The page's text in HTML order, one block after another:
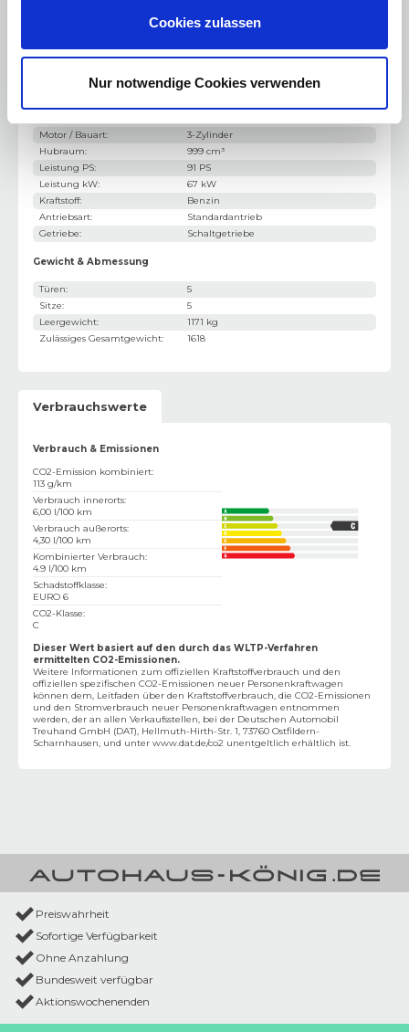
Cookies zulassen
Nur notwendige Cookies verwenden
Schlüssellose Zentralverriegelung
Motorisierung & Leistung
Motor / Bauart:
3-Zylinder
Hubraum:
999 cm³
Leistung PS:
91 PS
Leistung kW:
67 kW
Kraftstoff:
Benzin
Antriebsart:
Standardantrieb
Getriebe: Schaltgetriebe
Gewicht & Abmessung
Türen:
5
Sitze:
5
Leergewicht:
1171 kg
Zulässiges Gesamtgewicht: 1618
Verbrauchswerte
Verbrauch & Emissionen
CO2-Emission kombiniert:
113 g/km
Verbrauch innerorts:
6,00 l/100 km
Verbrauch außerorts:
4,30 l/100 km
Kombinierter Verbrauch:
4.9 l/100 km
Schadstoffklasse:
EURO 6
CO2-Klasse:
C
Dieser Wert basiert auf den durch das WLTP-Verfahren
ermittelten CO2-Emissionen.
Weitere Informationen zum offiziellen Kraftstoffverbrauch und den
offiziellen spezifischen CO2-Emissionen neuer Personenkraftwagen
können dem‚ Leitfaden über den Kraftstoffverbrauch, die CO2-Emissionen
und den Stromverbrauch neuer Personenkraftwagen entnommen
werden, der an allen Verkaufsstellen, bei der Deutschen Automobil
Treuhand GmbH (DAT), Hellmuth-Hirth-Str. 1, 73760 Ostfildern-
Scharnhausen, und unter www.dat.de/co2 unentgeltlich erhältlich ist.
Preiswahrheit
Sofortige Verfügbarkeit
Ohne Anzahlung
Bundesweit verfügbar
Aktionswochenenden